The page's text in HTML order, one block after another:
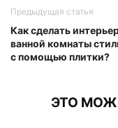
Предыдущая статья
Как сделать
ванной комнаты
с помощью плитки?
ЭТО